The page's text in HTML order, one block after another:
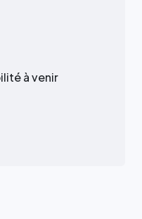
à venir